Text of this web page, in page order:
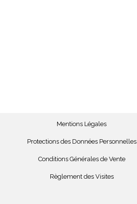
Mentions Légales
Protections des Données Personnelles
Conditions Générales de Vente
Règlement des Visites